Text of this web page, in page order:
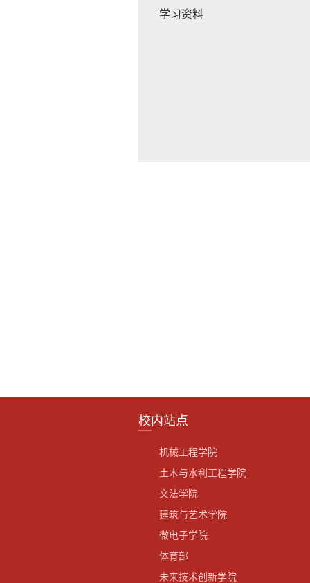
学习资料
校内站点
机械工程学院
土木与水利工程学院
文法学院
建筑与艺术学院
微电子学院
体育部
未来技术创新学院